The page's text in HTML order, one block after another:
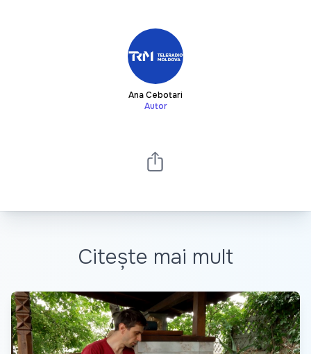
Ana Cebotari
Autor
Citește mai mult